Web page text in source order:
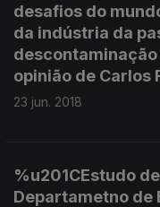
desafios do
da indústria da
opinião de Carlos
23 jun. 2018
%u201CEstudo
Departametno de